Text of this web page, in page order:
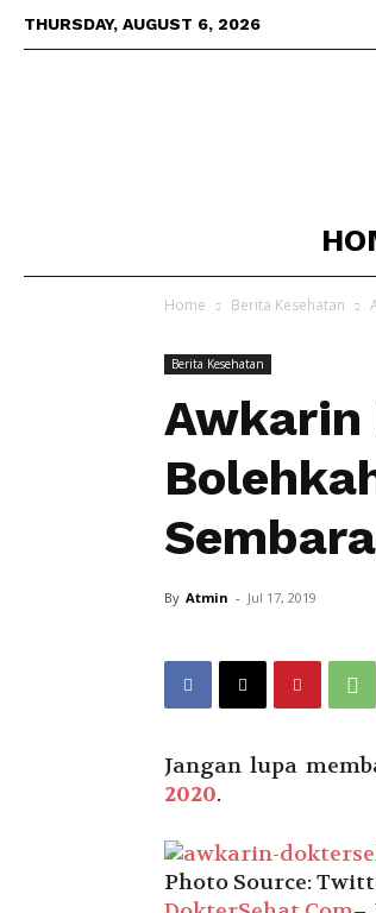
THURSDAY, AUGUST 6, 2026
Home Berita Kesehatan
Berita Kesehatan
Awkarin
By Atmin - Jul 17, 2019
Jangan lupa
2020.
Photo Source: